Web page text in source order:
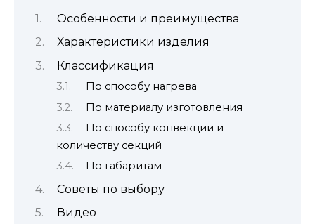
Особенности и преимущества
Характеристики изделия
Классификация
По способу нагрева
По материалу изготовления
По способу конвекции и
количеству секций
По габаритам
Советы по выбору
Видео